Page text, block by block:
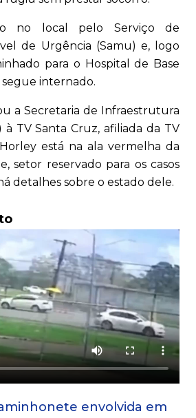
no local pelo Serviço de
de Urgência (Samu) e, logo
para o Hospital de Base
internado.
a Secretaria de Infraestrutura
à TV Santa Cruz, afiliada da TV
está na ala vermelha da
setor reservado para os casos
detalhes sobre o estado dele.
envolvida em